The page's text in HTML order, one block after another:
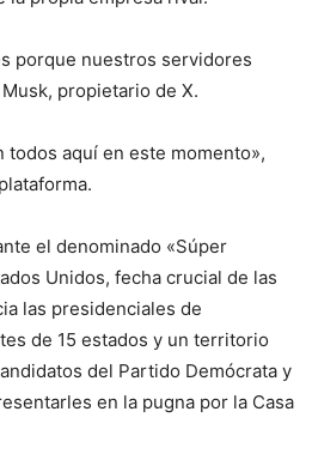
porque nuestros servidores
propietario de X.
todos aquí en este momento»,
el denominado «Súper
Unidos, fecha crucial de las
las presidenciales de
de 15 estados y un territorio
del Partido Demócrata y
en la pugna por la Casa